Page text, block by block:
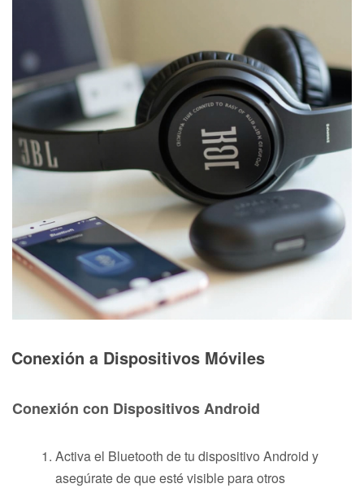
Conexión a Dispositivos Móviles
Conexión con Dispositivos Android
Activa el Bluetooth de tu dispositivo Android y
asegúrate de que esté visible para otros